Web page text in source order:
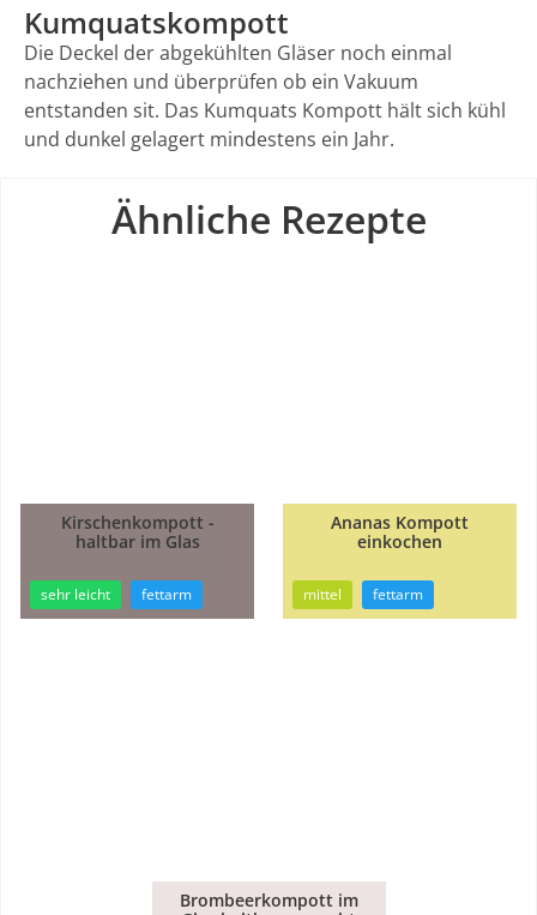
Kumquatskompott
Die Deckel der abgekühlten Gläser noch einmal
nachziehen und überprüfen ob ein Vakuum
entstanden sit. Das Kumquats Kompott hält sich kühl
und dunkel gelagert mindestens ein Jahr.
Ähnliche Rezepte
Kirschenkompott -
haltbar im Glas
sehr leicht fettarm
Ananas Kompott
einkochen
mittel fettarm
Brombeerkompott im